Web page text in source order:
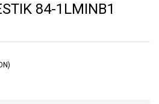
84-1LMINB1